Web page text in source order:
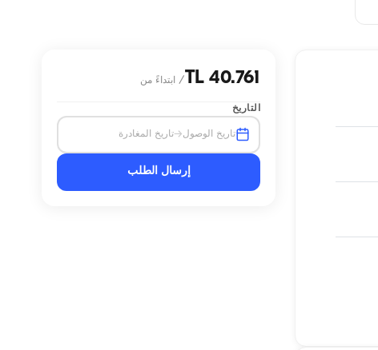
40.761 TL
/ ابتداءً من
التاريخ
تاريخ الوصول→تاريخ المغادرة
إرسال الطلب